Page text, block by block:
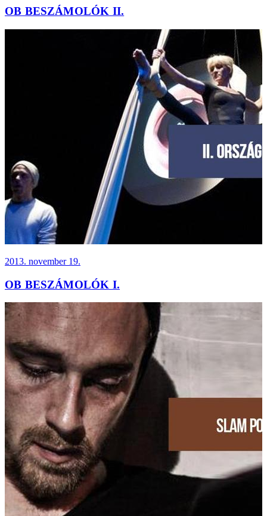
OB BESZÁMOLÓK II.
2013. november 19.
OB BESZÁMOLÓK I.